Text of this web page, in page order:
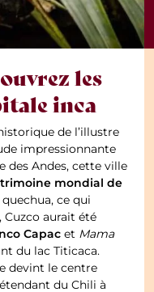
les
inca
de l’illustre
impressionnante
des Andes, cette ville
mondial de
ce qui
aurait été
Capacet Mama
du lac Titicaca.
devint le centre
du Chili à